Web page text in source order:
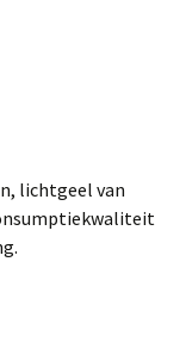
lichtgeel van